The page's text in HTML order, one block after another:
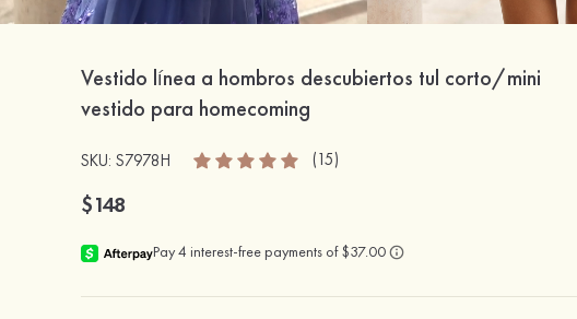
Vestido línea a hombros descubiertos tul corto/mini
vestido para homecoming
SKU: S7978H (15)
$148